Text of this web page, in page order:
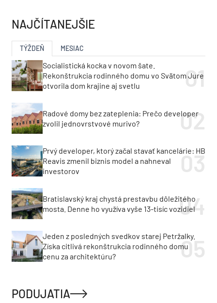
NAJČÍTANEJŠIE
TÝŽDEŇ MESIAC
Socialistická kocka v novom šate.
Rekonštrukcia rodinného domu vo Svätom Jure
otvorila dom krajine aj svetlu
Radové domy bez zateplenia: Prečo developer
zvolil jednovrstvové murivo?
Prvý developer, ktorý začal stavať kancelárie: HB
Reavis zmenil biznis model a nahneval
investorov
Bratislavský kraj chystá prestavbu dôležitého
mosta. Denne ho využíva vyše 13-tisíc vozidiel
Jeden z posledných svedkov starej Petržalky.
Získa citlivá rekonštrukcia rodinného domu
cenu za architektúru?
PODUJATIA